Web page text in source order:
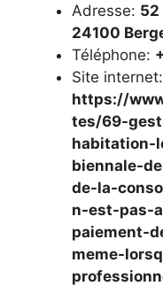
Adresse: 52
24100
Téléphone:
Site internet:
https://
tes/69-
habitation-
biennale-
de-la-
n-est-pas-
paiement-
meme-